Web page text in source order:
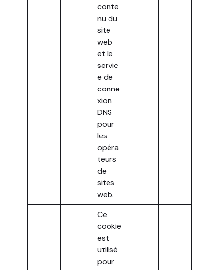
conte
nu du
site
web
et le
servic
e de
conne
xion
DNS
pour
les
opéra
teurs
de
sites
web.
Ce
cookie
est
utilisé
pour